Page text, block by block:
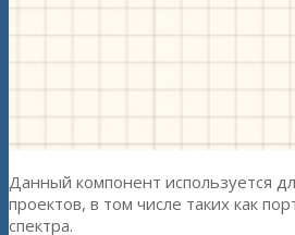
Данный компонент используется
проектов, в том числе таких как
спектра.